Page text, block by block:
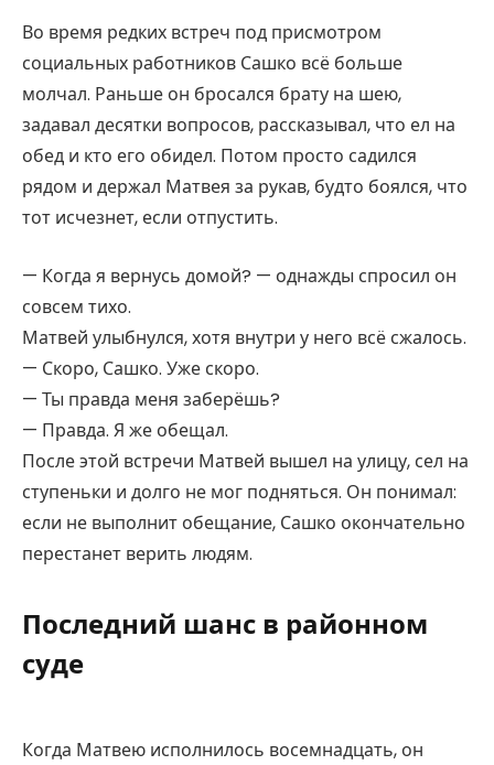
Во время редких встреч под присмотром
социальных работников Сашко всё больше
молчал. Раньше он бросался брату на шею,
задавал десятки вопросов, рассказывал, что ел на
обед и кто его обидел. Потом просто садился
рядом и держал Матвея за рукав, будто боялся, что
тот исчезнет, если отпустить.
— Когда я вернусь домой? — однажды спросил он
совсем тихо.
Матвей улыбнулся, хотя внутри у него всё сжалось.
— Скоро, Сашко. Уже скоро.
— Ты правда меня заберёшь?
— Правда. Я же обещал.
После этой встречи Матвей вышел на улицу, сел на
ступеньки и долго не мог подняться. Он понимал:
если не выполнит обещание, Сашко окончательно
перестанет верить людям.
Последний шанс в районном
суде
Когда Матвею исполнилось восемнадцать, он